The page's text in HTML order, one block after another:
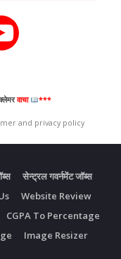
वाचा ***
and privacy policy
सेन्ट्रल गवर्नमेंट जॉब्स
Website Review
CGPA To Percentage
Image Resizer